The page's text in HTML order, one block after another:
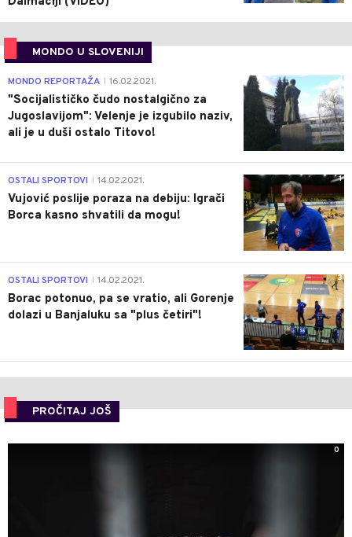
MONDO U SLOVENIJI
4
MONDO REPORTAŽA 16.02.2021.
"Socijalističko čudo nostalgično za
Jugoslavijom": Velenje je izgubilo naziv,
ali je u duši ostalo Titovo!
1
OSTALI SPORTOVI 14.02.2021.
Vujović poslije poraza na debiju: Igrači
Borca kasno shvatili da mogu!
3
OSTALI SPORTOVI 14.02.2021.
Borac potonuo, pa se vratio, ali Gorenje
dolazi u Banjaluku sa "plus četiri"!
PROČITAJ JOŠ
0